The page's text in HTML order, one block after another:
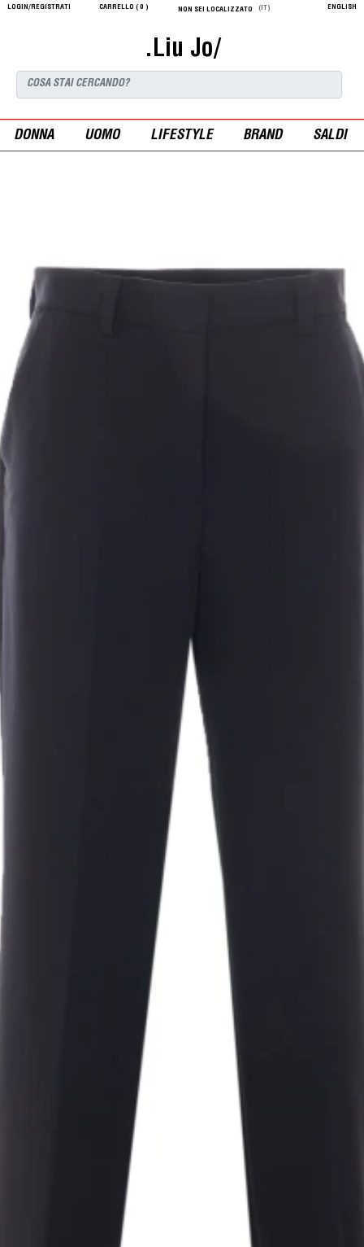
LOGIN/REGISTRATI CARRELLO ( 0 ) NON SEI LOCALIZZATO (IT) ENGLISH
.Liu Jo/
DONNA UOMO LIFESTYLE BRAND SALDI